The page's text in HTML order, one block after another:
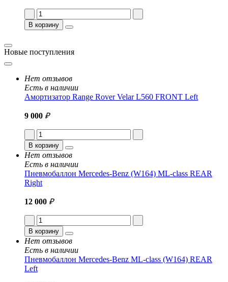
В корзину
Новые поступления
Нет отзывов
Есть в наличии
Амортизатор Range Rover Velar L560 FRONT Left
9 000 ₽
В корзину
Нет отзывов
Есть в наличии
Пневмобаллон Mercedes-Benz (W164) ML-class REAR
Right
12 000 ₽
В корзину
Нет отзывов
Есть в наличии
Пневмобаллон Mercedes-Benz ML-class (W164) REAR
Left